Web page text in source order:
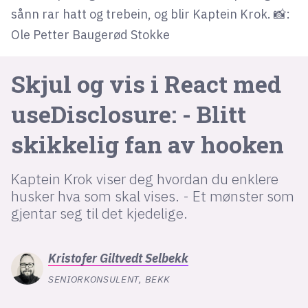
sånn rar hatt og trebein, og blir Kaptein Krok. 📸:
Ole Petter Baugerød Stokke
Skjul og vis i React med
useDisclosure: - Blitt
skikkelig fan av hooken
Kaptein Krok viser deg hvordan du enklere
husker hva som skal vises. - Et mønster som
gjentar seg til det kjedelige.
Kristofer Giltvedt Selbekk
SENIORKONSULENT, BEKK
lys modus
nyhetsbrev
LinkedIn
Bluesky
Facebook
annonseguide
suksesshistorier